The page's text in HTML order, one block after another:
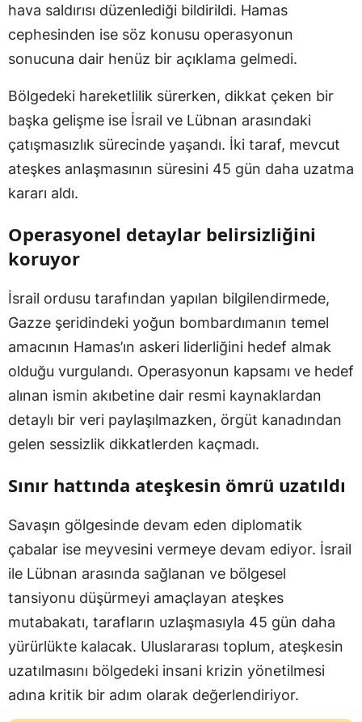
hava saldırısı düzenlediği bildirildi. Hamas
cephesinden ise söz konusu operasyonun
sonucuna dair henüz bir açıklama gelmedi.
Bölgedeki hareketlilik sürerken, dikkat çeken bir
başka gelişme ise İsrail ve Lübnan arasındaki
çatışmasızlık sürecinde yaşandı. İki taraf, mevcut
ateşkes anlaşmasının süresini 45 gün daha uzatma
kararı aldı.
Operasyonel detaylar belirsizliğini
koruyor
İsrail ordusu tarafından yapılan bilgilendirmede,
Gazze şeridindeki yoğun bombardımanın temel
amacının Hamas’ın askeri liderliğini hedef almak
olduğu vurgulandı. Operasyonun kapsamı ve hedef
alınan ismin akıbetine dair resmi kaynaklardan
detaylı bir veri paylaşılmazken, örgüt kanadından
gelen sessizlik dikkatlerden kaçmadı.
Sınır hattında ateşkesin ömrü uzatıldı
Savaşın gölgesinde devam eden diplomatik
çabalar ise meyvesini vermeye devam ediyor. İsrail
ile Lübnan arasında sağlanan ve bölgesel
tansiyonu düşürmeyi amaçlayan ateşkes
mutabakatı, tarafların uzlaşmasıyla 45 gün daha
yürürlükte kalacak. Uluslararası toplum, ateşkesin
uzatılmasını bölgedeki insani krizin yönetilmesi
adına kritik bir adım olarak değerlendiriyor.